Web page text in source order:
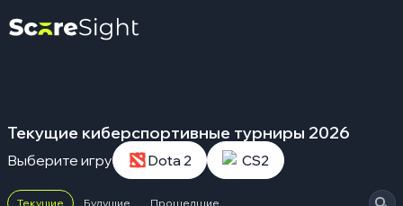
Текущие киберспортивные турниры 2026
Выберите игру Dota 2 CS2
Текущие Будущие Прошедшие